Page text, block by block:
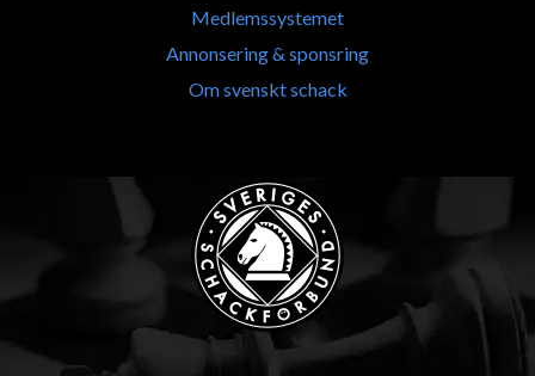
Medlemssystemet
Annonsering & sponsring
Om svenskt schack